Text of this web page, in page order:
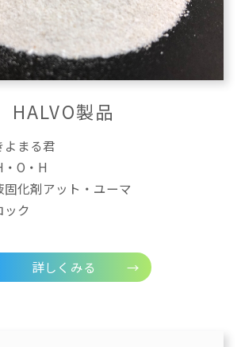
HALVO製品
よまる君
O・H
固化剤アット・ユーマ
ック
詳しくみる